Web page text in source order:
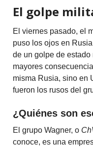
El golpe
El viernes pasado, el
puso los ojos en
de un golpe de
mayores
misma Rusia, sino en
fueron los rusos del
¿Quiénes son
El grupo Wagner, o
conoce, es una